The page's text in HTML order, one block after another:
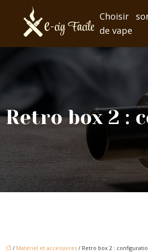
Choisir
de vape
Retro box 2 :
/ Matériel et accessoires / Retro box 2 :